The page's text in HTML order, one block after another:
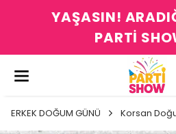
YAŞASIN!
PARTİ
ERKEK DOĞUM GÜNÜ Korsan